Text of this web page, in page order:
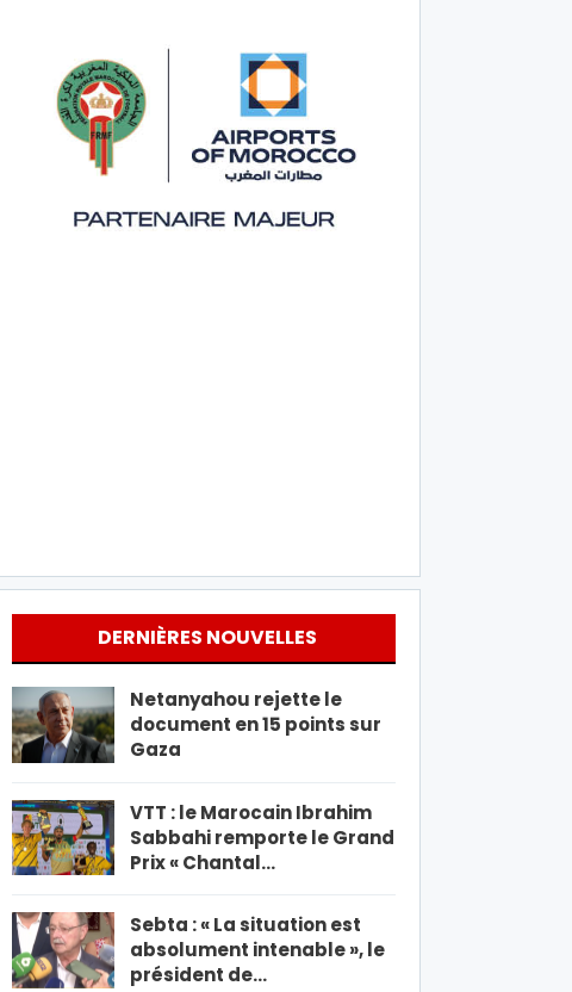
DERNIÈRES NOUVELLES
Netanyahou rejette le
document en 15 points sur
Gaza
VTT : le Marocain Ibrahim
Sabbahi remporte le Grand
Prix « Chantal…
Sebta : « La situation est
absolument intenable », le
président de…